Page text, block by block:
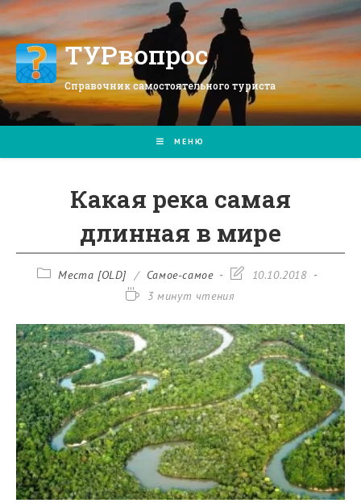
Перейти
к
содержимомуТУРвопрос
Справочник самостоятельного туриста
МЕНЮ
Какая река самая
длинная в мире
РубрикаМеста [OLD] / Самое-самое
Запись10.10.2018
Время3 минут чтения